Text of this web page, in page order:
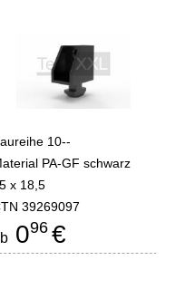
10--
PA-GF schwarz
x 18,5
39269097
096 €